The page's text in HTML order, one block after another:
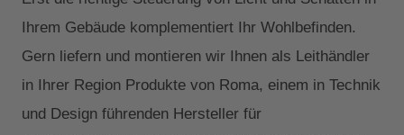
Ihrem Gebäude komplementiert Ihr Wohlbefinden.
Gern liefern und montieren wir Ihnen als Leithändler
in Ihrer Region Produkte von Roma, einem in Technik
und Design führenden Hersteller für